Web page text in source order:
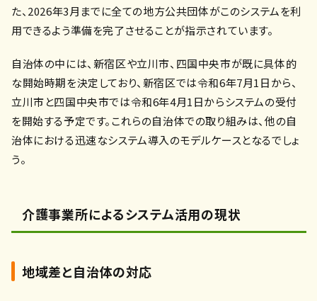
た、2026年3月までに全ての地方公共団体がこのシステムを利
用できるよう準備を完了させることが指示されています。
自治体の中には、新宿区や立川市、四国中央市が既に具体的
な開始時期を決定しており、新宿区では令和6年7月1日から、
立川市と四国中央市では令和6年4月1日からシステムの受付
を開始する予定です。これらの自治体での取り組みは、他の自
治体における迅速なシステム導入のモデルケースとなるでしょ
う。
介護事業所によるシステム活用の現状
地域差と自治体の対応